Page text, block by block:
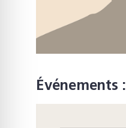
Événements :